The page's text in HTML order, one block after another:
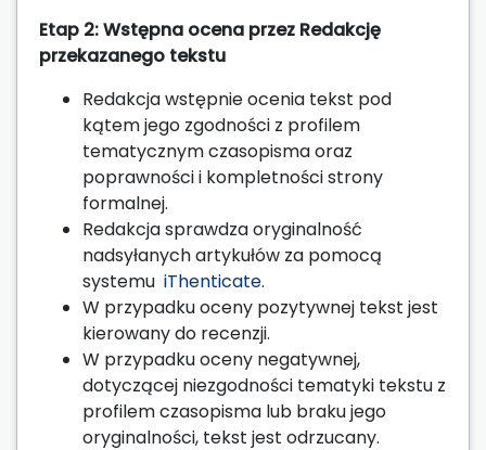
Etap 2: Wstępna ocena przez Redakcję
przekazanego tekstu
Redakcja wstępnie ocenia tekst pod
kątem jego zgodności z profilem
tematycznym czasopisma oraz
poprawności i kompletności strony
formalnej.
Redakcja sprawdza oryginalność
nadsyłanych artykułów za pomocą
systemu iThenticate.
W przypadku oceny pozytywnej tekst jest
kierowany do recenzji.
W przypadku oceny negatywnej,
dotyczącej niezgodności tematyki tekstu z
profilem czasopisma lub braku jego
oryginalności, tekst jest odrzucany.